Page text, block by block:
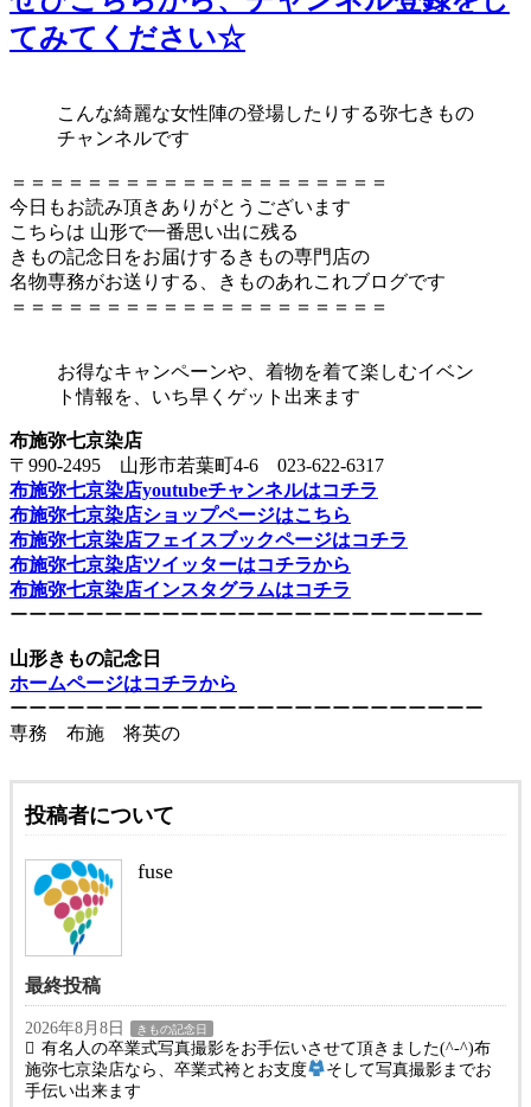
てみてください☆
こんな綺麗な女性陣の登場したりする弥七きもの
チャンネルです
＝＝＝＝＝＝＝＝＝＝＝＝＝＝＝＝＝＝＝＝
今日もお読み頂きありがとうございます
こちらは 山形で一番思い出に残る
きもの記念日をお届けするきもの専門店の
名物専務がお送りする、きものあれこれブログです
＝＝＝＝＝＝＝＝＝＝＝＝＝＝＝＝＝＝＝＝
お得なキャンペーンや、着物を着て楽しむイベン
ト情報を、いち早くゲット出来ます
布施弥七京染店
〒990-2495 山形市若葉町4-6 023-622-6317
布施弥七京染店youtubeチャンネルはコチラ
布施弥七京染店ショップページはこちら
布施弥七京染店フェイスブックページはコチラ
布施弥七京染店ツイッターはコチラから
布施弥七京染店インスタグラムはコチラ
ーーーーーーーーーーーーーーーーーーーーーーーーー
山形きもの記念日
ホームページはコチラから
ーーーーーーーーーーーーーーーーーーーーーーーーー
専務 布施 将英の
投稿者について
fuse
最終投稿
2026年8月8日 きもの記念日
有名人の卒業式写真撮影をお手伝いさせて頂きました(^-^)布
施弥七京染店なら、卒業式袴とお支度
そして写真撮影までお
手伝い出来ます